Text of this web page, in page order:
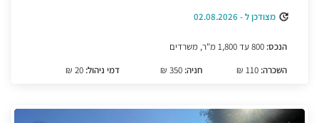
מצודכן ל - 02.08.2026
הנכס:
השכרה:
חניה: דמי ניהול: 20 ₪